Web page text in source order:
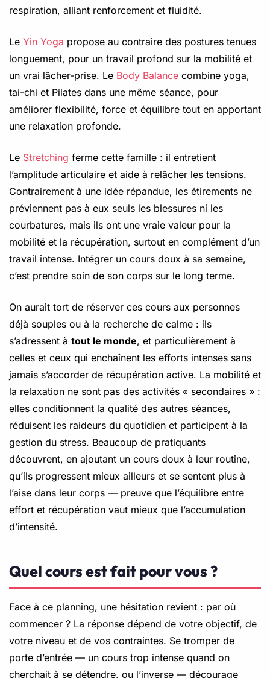
respiration, alliant renforcement et fluidité.
Le Yin Yoga propose au contraire des postures tenues
longuement, pour un travail profond sur la mobilité et
un vrai lâcher-prise. Le Body Balance combine yoga,
tai-chi et Pilates dans une même séance, pour
améliorer flexibilité, force et équilibre tout en apportant
une relaxation profonde.
Le Stretching ferme cette famille : il entretient
l’amplitude articulaire et aide à relâcher les tensions.
Contrairement à une idée répandue, les étirements ne
préviennent pas à eux seuls les blessures ni les
courbatures, mais ils ont une vraie valeur pour la
mobilité et la récupération, surtout en complément d’un
travail intense. Intégrer un cours doux à sa semaine,
c’est prendre soin de son corps sur le long terme.
On aurait tort de réserver ces cours aux personnes
déjà souples ou à la recherche de calme : ils
s’adressent à tout le monde, et particulièrement à
celles et ceux qui enchaînent les efforts intenses sans
jamais s’accorder de récupération active. La mobilité et
la relaxation ne sont pas des activités « secondaires » :
elles conditionnent la qualité des autres séances,
réduisent les raideurs du quotidien et participent à la
gestion du stress. Beaucoup de pratiquants
découvrent, en ajoutant un cours doux à leur routine,
qu’ils progressent mieux ailleurs et se sentent plus à
l’aise dans leur corps — preuve que l’équilibre entre
effort et récupération vaut mieux que l’accumulation
d’intensité.
Quel cours est fait pour vous ?
Face à ce planning, une hésitation revient : par où
commencer ? La réponse dépend de votre objectif, de
votre niveau et de vos contraintes. Se tromper de
porte d’entrée — un cours trop intense quand on
cherchait à se détendre, ou l’inverse — décourage